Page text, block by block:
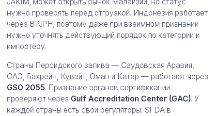
нужно проверять перед отгрузкой. Индонезия работает
через BPJPH, поэтому даже при взаимном признании
нужно уточнять действующий порядок по категории и
импортёру.
Страны Персидского залива — Саудовская Аравия,
ОАЭ, Бахрейн, Кувейт, Оман и Катар — работают через
GSO 2055. Признание органов сертификации
проверяют через Gulf Accreditation Center (GAC). У
каждой страны есть свои регуляторы: SFDA в